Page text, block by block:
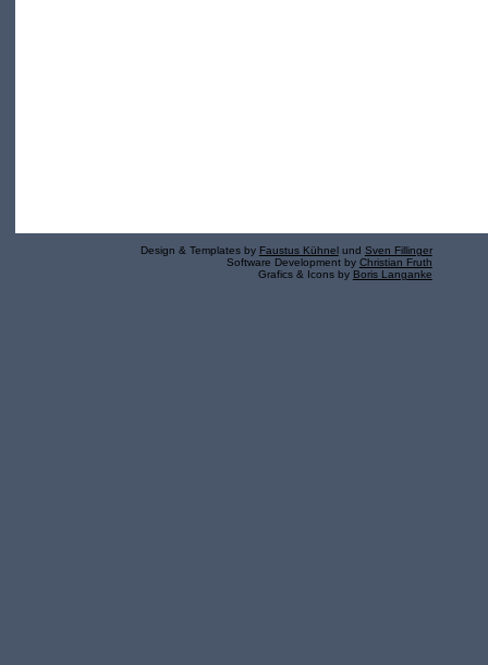
Design & Templates by Faustus Kühnel und Sven Fillinger
Software Development by Christian Fruth
Grafics & Icons by Boris Langanke